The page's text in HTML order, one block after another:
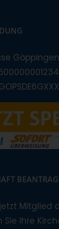
Göppingen
Mitglied
Sie Ihre